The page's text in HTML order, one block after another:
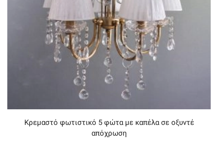
Κρεμαστό φωτιστικό 5 φώτα με καπέλα σε οξυντέ
απόχρωση